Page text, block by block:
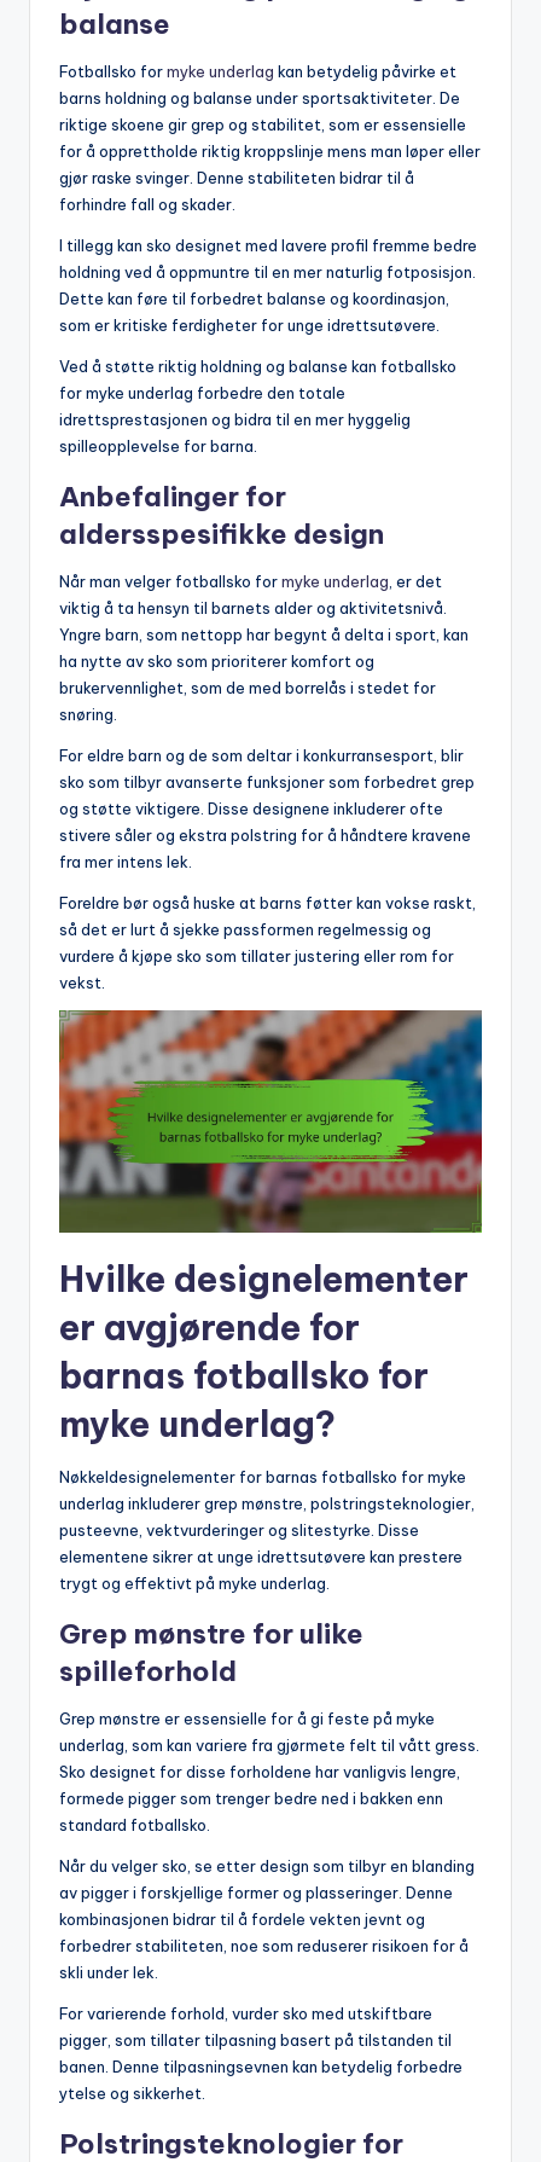
balanse
Fotballsko formyke underlag kan betydelig påvirke et
barns holdning og balanse under sportsaktiviteter. De
riktige skoene gir grep og stabilitet, som er essensielle
for å opprettholde riktig kroppslinje mens man løper eller
gjør raske svinger. Denne stabiliteten bidrar til å
forhindre fall og skader.
I tillegg kan sko designet med lavere profil fremme bedre
holdning ved å oppmuntre til en mer naturlig fotposisjon.
Dette kan føre til forbedret balanse og koordinasjon,
som er kritiske ferdigheter for unge idrettsutøvere.
Ved å støtte riktig holdning og balanse kan fotballsko
for myke underlag forbedre den totale
idrettsprestasjonen og bidra til en mer hyggelig
spilleopplevelse for barna.
Anbefalinger for
aldersspesifikke design
Når man velger fotballsko formyke underlag , er det
viktig å ta hensyn til barnets alder og aktivitetsnivå.
Yngre barn, som nettopp har begynt å delta i sport, kan
ha nytte av sko som prioriterer komfort og
brukervennlighet, som de med borrelås i stedet for
snøring.
For eldre barn og de som deltar i konkurransesport, blir
sko som tilbyr avanserte funksjoner som forbedret grep
og støtte viktigere. Disse designene inkluderer ofte
stivere såler og ekstra polstring for å håndtere kravene
fra mer intens lek.
Foreldre bør også huske at barns føtter kan vokse raskt,
så det er lurt å sjekke passformen regelmessig og
vurdere å kjøpe sko som tillater justering eller rom for
vekst.
Hvilke designelementer
er avgjørende for
barnas fotballsko for
myke underlag?
Nøkkeldesignelementer for barnas fotballsko for myke
underlag inkluderer grep mønstre, polstringsteknologier,
pusteevne, vektvurderinger og slitestyrke. Disse
elementene sikrer at unge idrettsutøvere kan prestere
trygt og effektivt på myke underlag.
Grep mønstre for ulike
spilleforhold
Grep mønstre er essensielle for å gi feste på myke
underlag, som kan variere fra gjørmete felt til vått gress.
Sko designet for disse forholdene har vanligvis lengre,
formede pigger som trenger bedre ned i bakken enn
standard fotballsko.
Når du velger sko, se etter design som tilbyr en blanding
av pigger i forskjellige former og plasseringer. Denne
kombinasjonen bidrar til å fordele vekten jevnt og
forbedrer stabiliteten, noe som reduserer risikoen for å
skli under lek.
For varierende forhold, vurder sko med utskiftbare
pigger, som tillater tilpasning basert på tilstanden til
banen. Denne tilpasningsevnen kan betydelig forbedre
ytelse og sikkerhet.
Polstringsteknologier for